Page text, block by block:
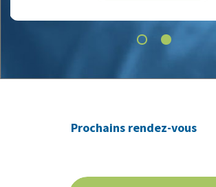
Prochains rendez-vous